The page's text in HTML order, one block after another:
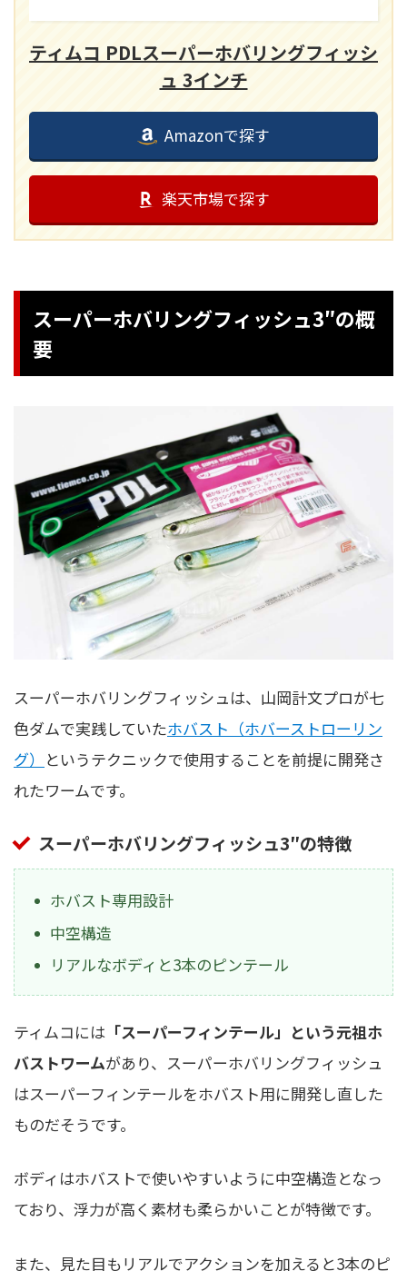
ティムコ PDLスーパーホバリングフィッシ
ュ 3インチ
Amazonで探す
楽天市場で探す
スーパーホバリングフィッシュ3″の概
要
スーパーホバリングフィッシュは、山岡計文プロが七
色ダムで実践していたホバスト（ホバーストローリン
グ） というテクニックで使用することを前提に開発さ
れたワームです。
スーパーホバリングフィッシュ3″の特徴
ホバスト専用設計
中空構造
リアルなボディと3本のピンテール
ティムコには 「スーパーフィンテール」という元祖ホ
バストワームがあり、スーパーホバリングフィッシュ
はスーパーフィンテールをホバスト用に開発し直した
ものだそうです。
ボディはホバストで使いやすいように中空構造となっ
ており、浮力が高く素材も柔らかいことが特徴です。
また、見た目もリアルでアクションを加えると3本のピ